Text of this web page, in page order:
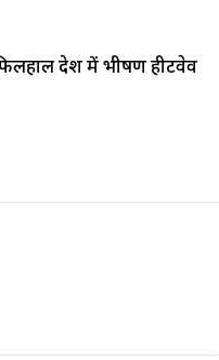
प्रदेश में भीषण हीटवेव